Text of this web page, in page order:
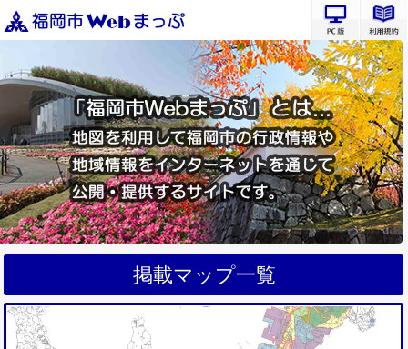
PC版サ
掲載マップ一覧